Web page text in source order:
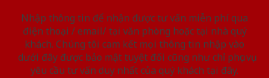
Nhập thông tin để nhận được tư vấn miễn phí qua
điện thoại / email/ tại văn phòng hoặc tại nhà quý
khách. Chúng tôi cam kết mọi thông tin nhập vào
dưới đây được bảo mật tuyệt đối cũng như chỉ phục vụ
yêu cầu tư vấn duy nhất của quý khách tại đây.